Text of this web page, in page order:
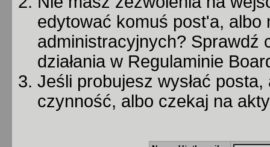
edytować komuś post'a, albo
administracyjnych? Sprawdź
działania w Regulaminie
Jeśli probujesz wysłać
czynność, albo czekaj na